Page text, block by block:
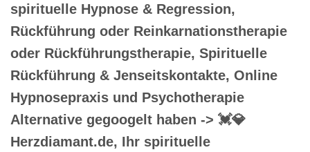
spirituelle Hypnose & Regression,
Rückführung oder Reinkarnationstherapie
oder Rückführungstherapie, Spirituelle
Rückführung & Jenseitskontakte, Online
Hypnosepraxis und Psychotherapie
Alternative gegoogelt haben -> 💓️💎
Herzdiamant.de, Ihr spirituelle